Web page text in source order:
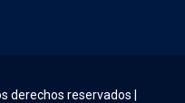
derechos reservados |